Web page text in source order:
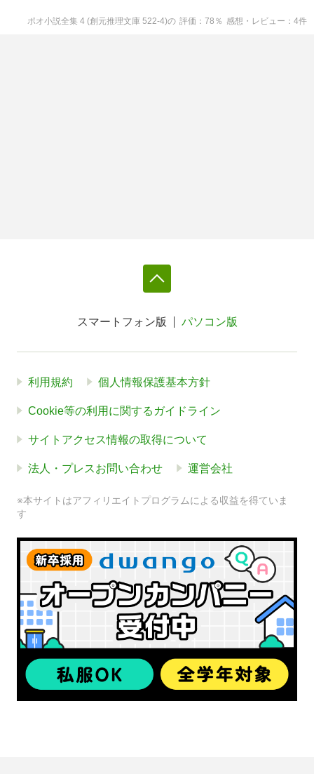
ポオ小説全集 4 (創元推理文庫 522-4)の 評価 78 ％ 感想・レビュー 4件
スマートフォン版 パソコン版
利用規約 個人情報保護基本方針
Cookie等の利用に関するガイドライン
サイトアクセス情報の取得について
法人・プレスお問い合わせ 運営会社
※本サイトはアフィリエイトプログラムによる収益を得ていま
す